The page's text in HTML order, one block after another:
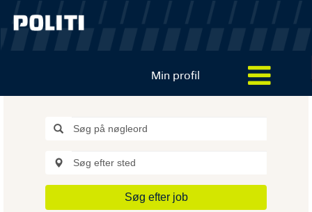
Min profil
Søg efter job